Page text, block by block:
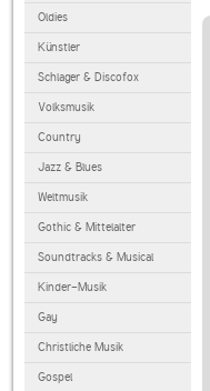
Oldies
Künstler
Schlager & Discofox
Volksmusik
Country
Jazz & Blues
Weltmusik
Gothic & Mittelalter
Soundtracks & Musical
Kinder-Musik
Gay
Christliche Musik
Gospel